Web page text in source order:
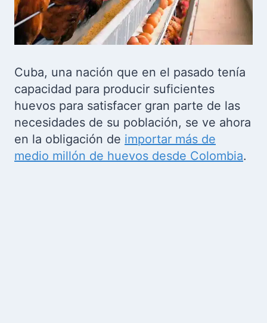
Cuba, una nación que en el pasado tenía
capacidad para producir suficientes
huevos para satisfacer gran parte de las
necesidades de su población, se ve ahora
en la obligación de importar más de
medio millón de huevos desde Colombia.